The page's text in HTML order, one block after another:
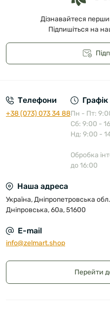
Дізнавайтеся
Підпишіться на
Телефони
+38 (073) 073 34 88Пн - Пт:
Сб: 9:00 -
Нд: 9:00 -
Обробка
до 16:00
Наша адреса
Україна, Дніпропетровська
Дніпровська, 60а, 51600
E-mail
info@zelmart.shop
Перейти